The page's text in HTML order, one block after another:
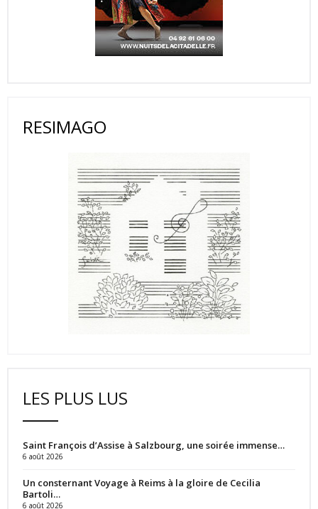
RESIMAGO
LES PLUS LUS
Saint François d’Assise à Salzbourg, une soirée immense…
6 août 2026
Un consternant Voyage à Reims à la gloire de Cecilia
Bartoli…
6 août 2026